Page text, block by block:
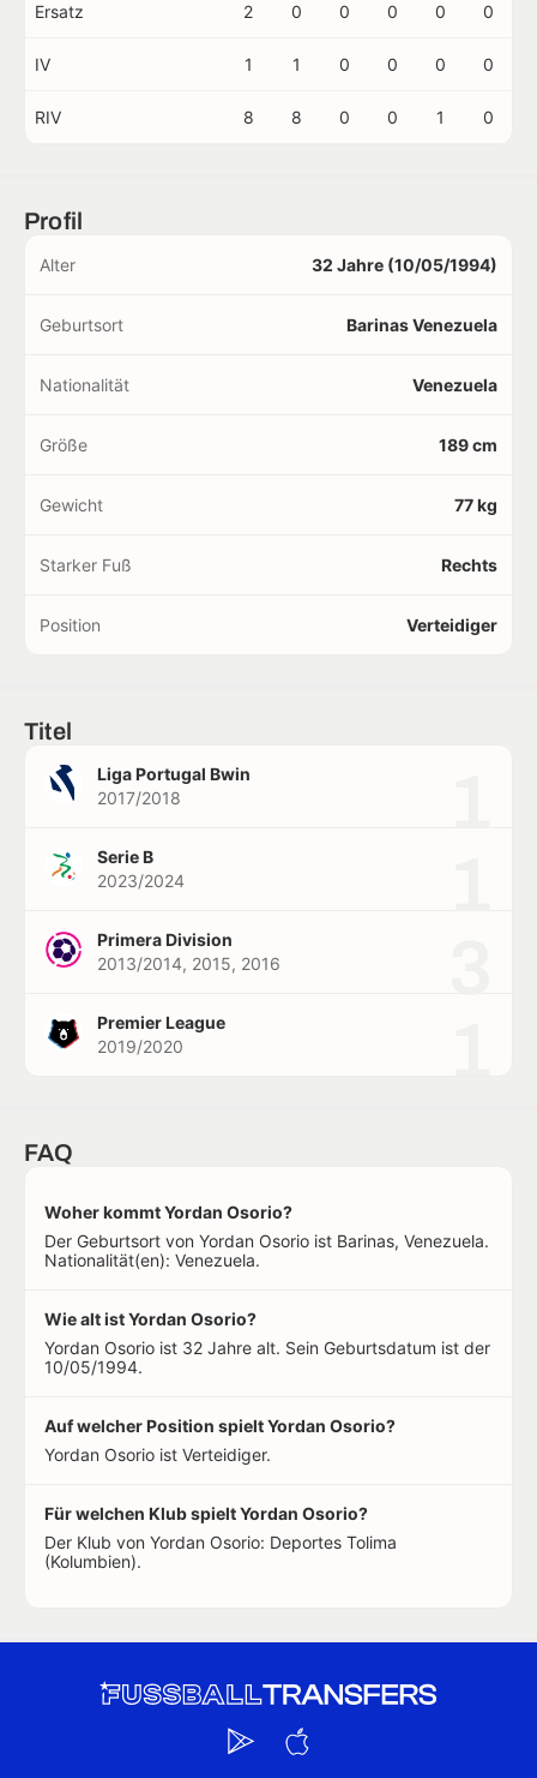
Ersatz 2 0 0 0 0 0
IV 1 1 0 0 0 0
RIV 8 8 0 0 1 0
Profil
Alter 32 Jahre (10/05/1994)
Geburtsort Barinas Venezuela
Nationalität Venezuela
Größe 189 cm
Gewicht 77 kg
Starker Fuß Rechts
Position Verteidiger
Titel
Liga Portugal Bwin
2017/2018
Serie B
2023/2024
Primera Division
2013/2014, 2015, 2016
Premier League
2019/2020
FAQ
Woher kommt Yordan Osorio?
Der Geburtsort von Yordan Osorio ist Barinas, Venezuela.
Nationalität(en): Venezuela.
Wie alt ist Yordan Osorio?
Yordan Osorio ist 32 Jahre alt. Sein Geburtsdatum ist der
10/05/1994.
Auf welcher Position spielt Yordan Osorio?
Yordan Osorio ist Verteidiger.
Für welchen Klub spielt Yordan Osorio?
Der Klub von Yordan Osorio: Deportes Tolima
(Kolumbien).